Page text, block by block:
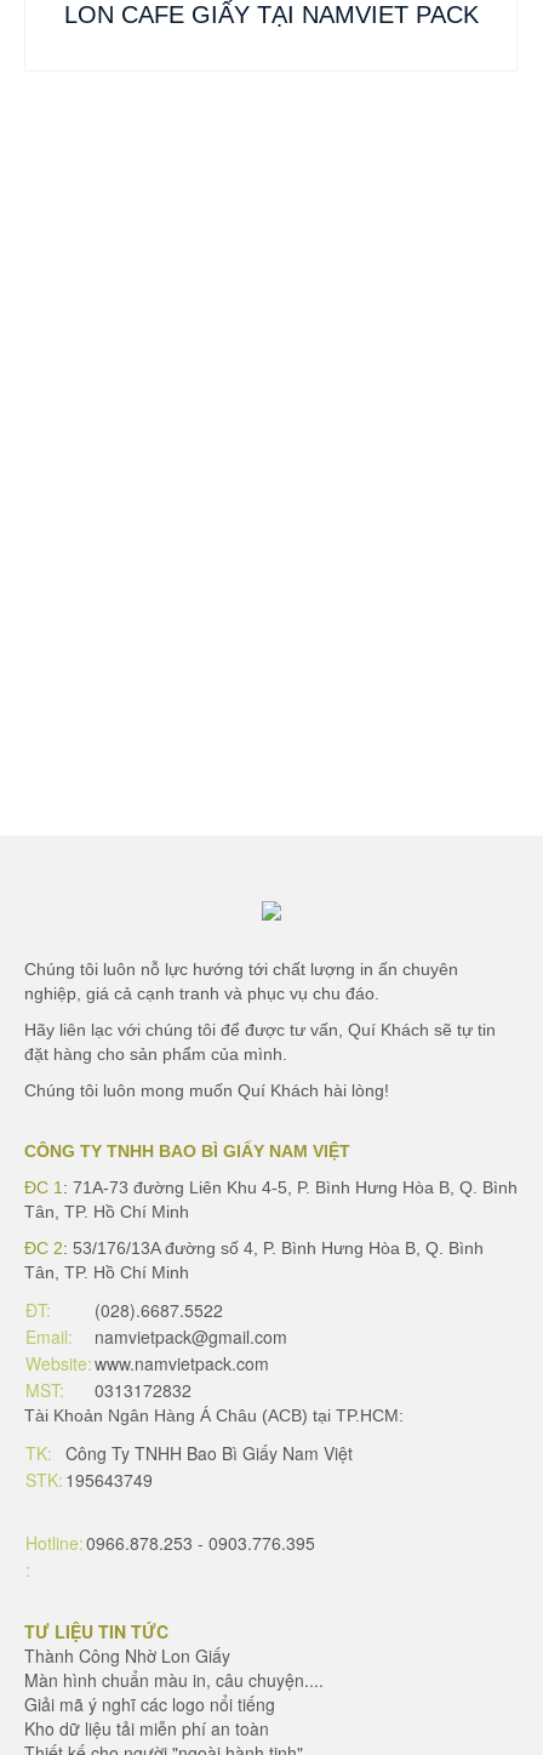
LON CAFE GIẤY TẠI NAMVIET PACK
Chúng tôi luôn nỗ lực hướng tới chất lượng in ấn chuyên
nghiệp, giá cả cạnh tranh và phục vụ chu đáo.
Hãy liên lạc với chúng tôi để được tư vấn, Quí Khách sẽ tự tin
đặt hàng cho sản phẩm của mình.
Chúng tôi luôn mong muốn Quí Khách hài lòng!
CÔNG TY TNHH BAO BÌ GIẤY NAM VIỆT
ĐC 1 : 71A-73 đường Liên Khu 4-5, P. Bình Hưng Hòa B, Q. Bình
Tân, TP. Hồ Chí Minh
ĐC 2: 53/176/13A đường số 4, P. Bình Hưng Hòa B, Q. Bình
Tân, TP. Hồ Chí Minh
ĐT:
(028).6687.5522
Email:
namvietpack@gmail.com
Website:www.namvietpack.com
MST:
0313172832
Tài Khoản Ngân Hàng Á Châu (ACB) tại TP.HCM:
TK: Công Ty TNHH Bao Bì Giấy Nam Việt
STK: 195643749
Hotline:0966.878.253 - 0903.776.395
:
TƯ LIỆU TIN TỨC
Thành Công Nhờ Lon Giấy
Màn hình chuẩn màu in, câu chuyện....
Giải mã ý nghĩ các logo nổi tiếng
Kho dữ liệu tải miễn phí an toàn